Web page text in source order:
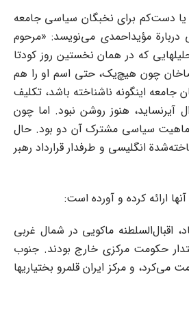
در شهریور 20 را داشته و به همان اندازه برای ملت ایران یا دست‌کم برای نخبگان سیاسی جامعه
( عبدالله مستوفی دربارة مؤیداحمدی می‌نویسد: «مرحوم
که در همان نخستین روز کودتا
چون هیچ‌یک، حتی اسم او را هم
اینگونه ناشناخته باشد، تکلیف
هنوز روشن نبود. اما چون
ماهیت سیاسی مشترک آن دو بود. حال
که ملت از کودتا که یک چهرة شناخته‌شدة انگلیسی و طرفدار قرارداد رهبر
ارائه کرده و آورده است:
اقبال‌السلطنه ماکویی در شمال غربی
حکومت مرکزی خارج بودند. جنوب
و مرکز ایران قلمرو بختیاریها